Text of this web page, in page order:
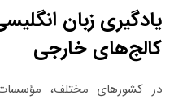
یادگیری زبان
کالج‌های خارجی
در کشورهای مختلف،